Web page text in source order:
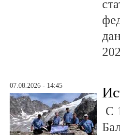
07.08.2026 - 14:45
С